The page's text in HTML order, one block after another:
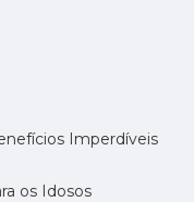
Imperdíveis
os Idosos